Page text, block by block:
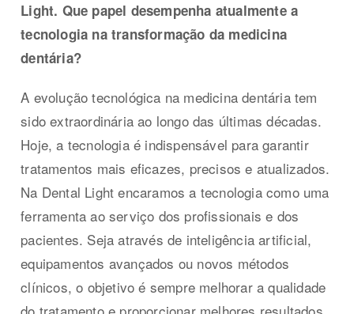
Light. Que papel desempenha atualmente a
tecnologia na transformação da medicina
dentária?
A evolução tecnológica na medicina dentária tem
sido extraordinária ao longo das últimas décadas.
Hoje, a tecnologia é indispensável para garantir
tratamentos mais eficazes, precisos e atualizados.
Na Dental Light encaramos a tecnologia como uma
ferramenta ao serviço dos profissionais e dos
pacientes. Seja através de inteligência artificial,
equipamentos avançados ou novos métodos
clínicos, o objetivo é sempre melhorar a qualidade